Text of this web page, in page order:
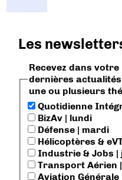
Les
Recevez dans votre
dernières
une ou plusieurs
Quotidienne
BizAv | lundi
Défense | mardi
Hélicoptères &
Industrie & Jobs |
Transport Aérien
Aviation Générale